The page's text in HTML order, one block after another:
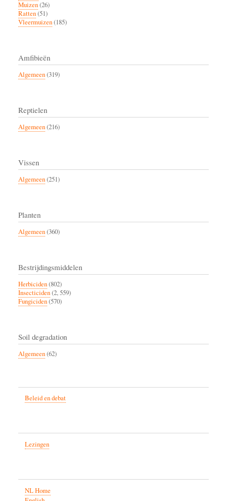
Muizen(26)
Ratten(51)
Vleermuizen(185)
Amfibieën
Algemeen(319)
Reptielen
Algemeen(216)
Vissen
Algemeen(251)
Planten
Algemeen(360)
Bestrijdingsmiddelen
Herbiciden(802)
Insecticiden(2, 559)
Fungiciden(570)
Soil degradation
Algemeen(62)
Beleid en debat
Lezingen
NL Home